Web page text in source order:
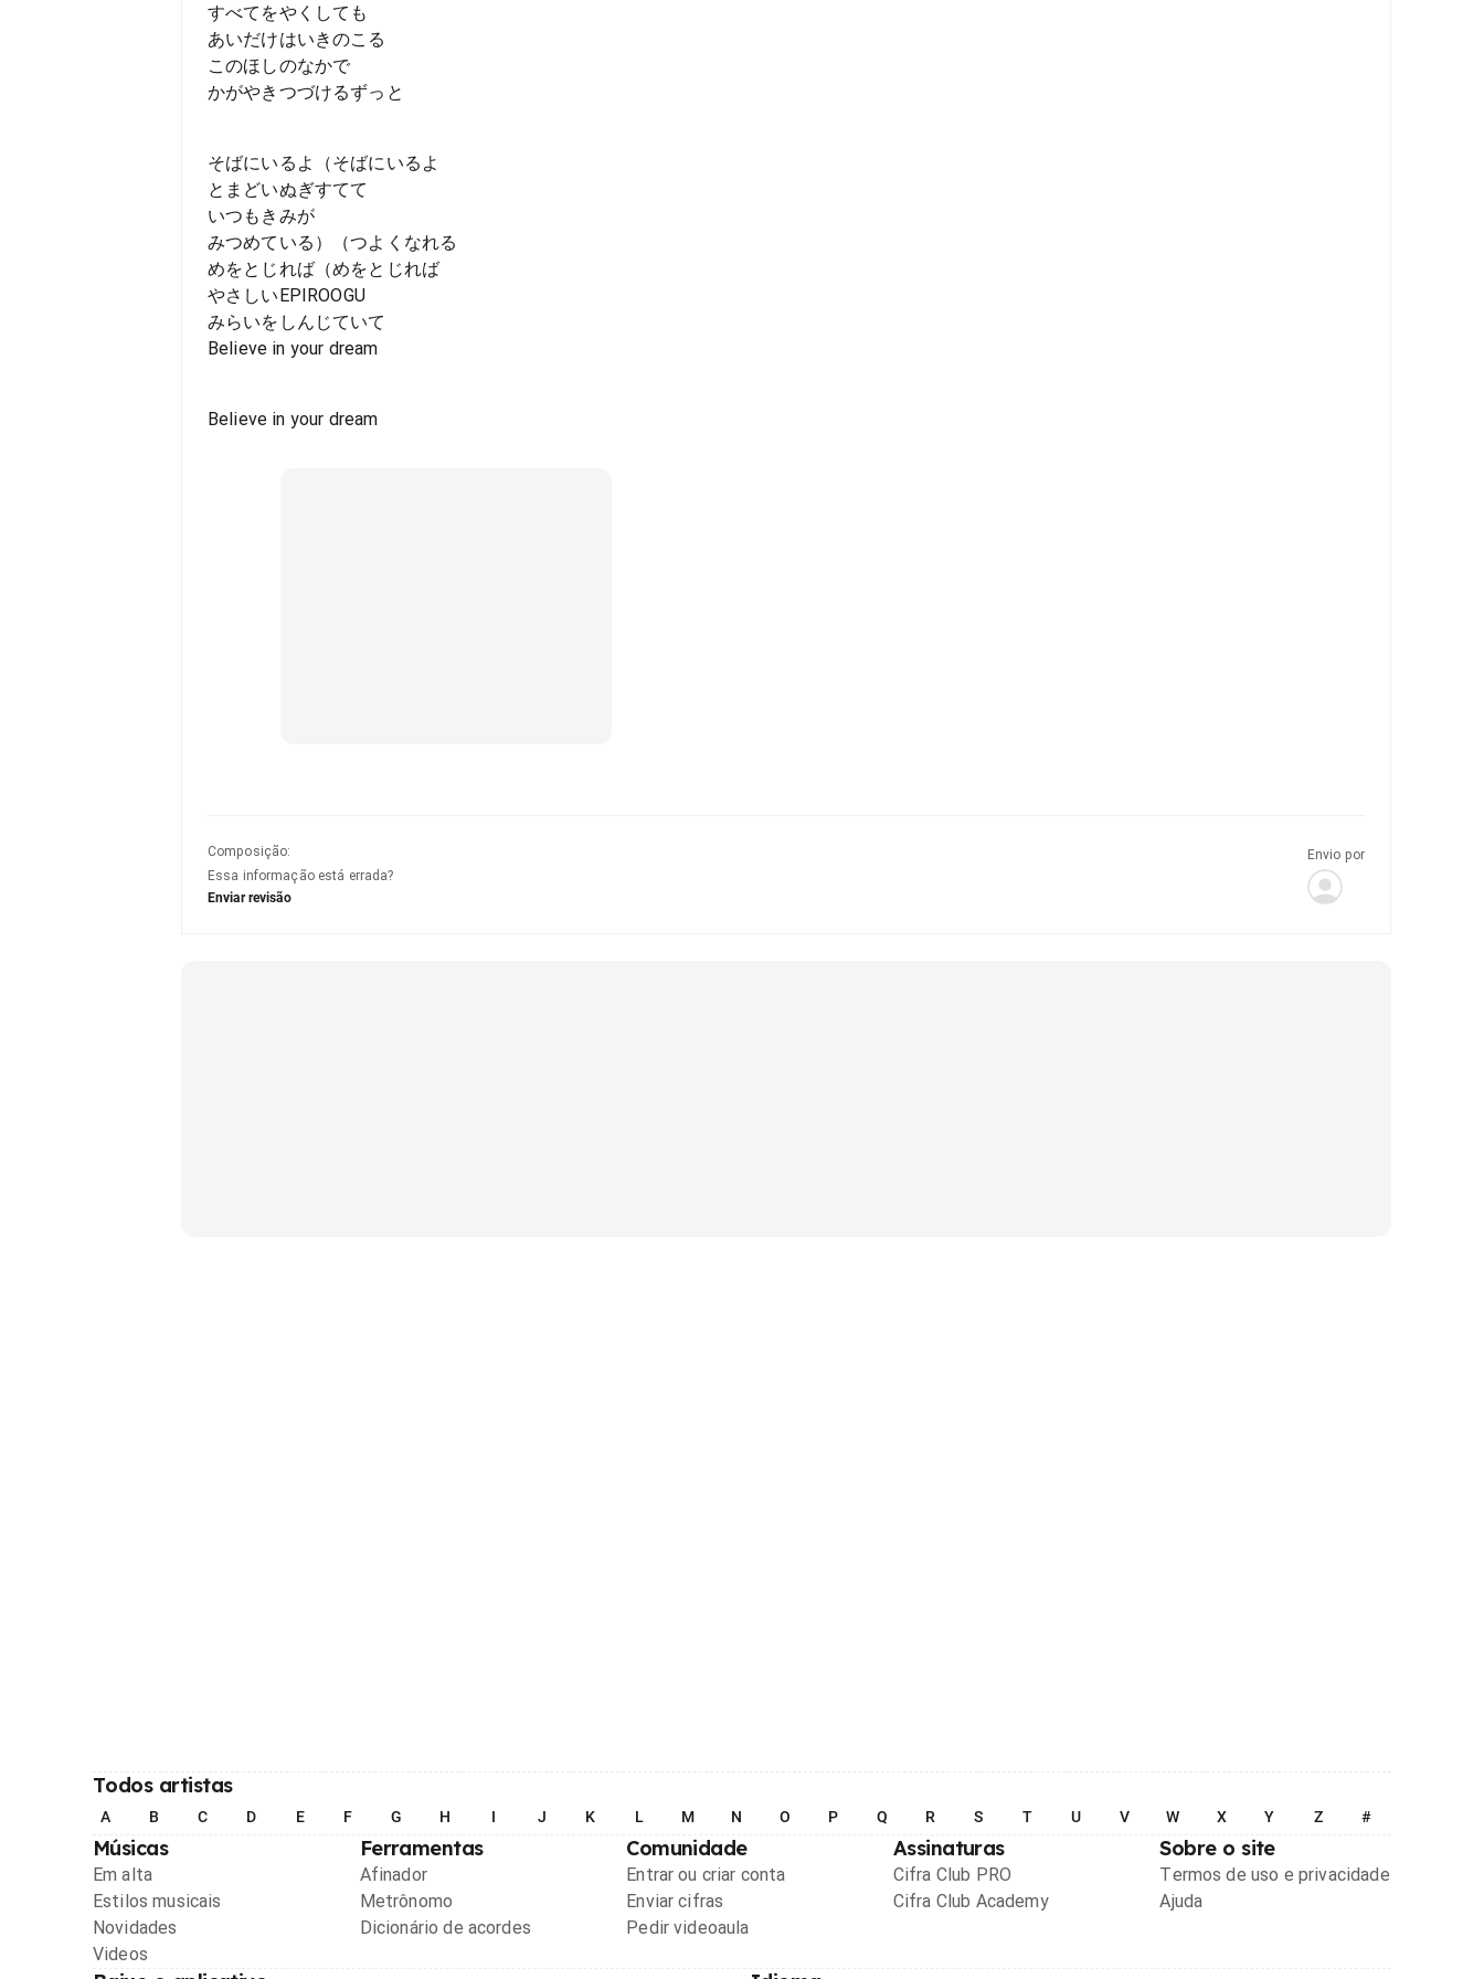
すべてをやくしても
あいだけはいきのこる
このほしのなかで
かがやきつづけるずっと
そばにいるよ（そばにいるよ
とまどいぬぎすてて
いつもきみが
みつめている）（つよくなれる
めをとじれば（めをとじれば
やさしいEPIROOGU
みらいをしんじていて
Believe in your dream
Believe in your dream
Composição:
Essa informação está errada?
Enviar revisão
Envio por
Todos artistas
A B C D E F G H I J K L M N O P Q R S T U V W X Y Z #
Músicas
Em alta
Estilos musicais
Novidades
Videos
Ferramentas
Afinador
Metrônomo
Dicionário de acordes
Comunidade
Entrar ou criar conta
Enviar cifras
Pedir videoaula
Assinaturas
Cifra Club PRO
Cifra Club Academy
Sobre o site
Termos de uso e privacidade
Ajuda